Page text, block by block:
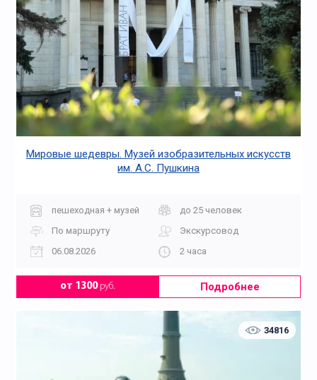
Мировые шедевры. Музей изобразительных искусств
им. А.С. Пушкина
пешеходная + музей
до 25 человек
По маршруту
Экскурсовод
06.08.2026
2 часа
от 1300руб. Подробнее
34816